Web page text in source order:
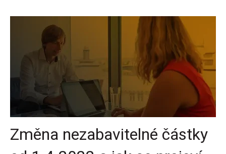
Změna nezabavitelné částky